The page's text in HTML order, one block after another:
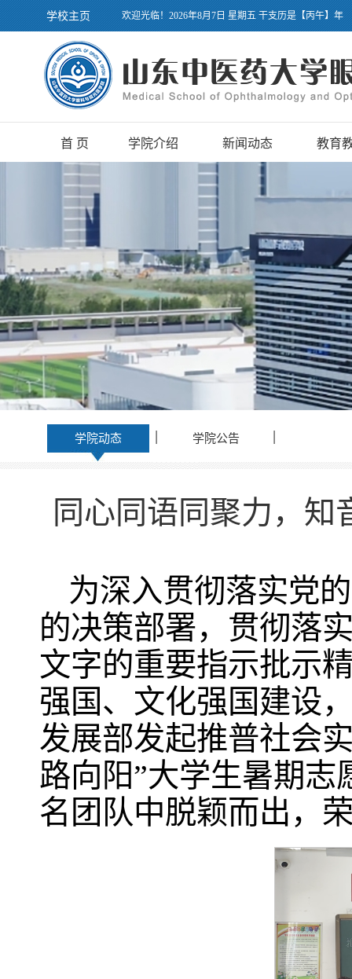
欢迎光临！2026年8月7日 星期五 干支历是【丙午】年
学校主页
首 页 学院介绍 新闻动态 教育
学院动态 学院公告
同心同语同聚力，知
为深入贯彻落实党
的决策部署，贯彻落
文字的重要指示批示
强国、文化强国建设
发展部发起推普社会
路向阳”大学生暑期志
名团队中脱颖而出，